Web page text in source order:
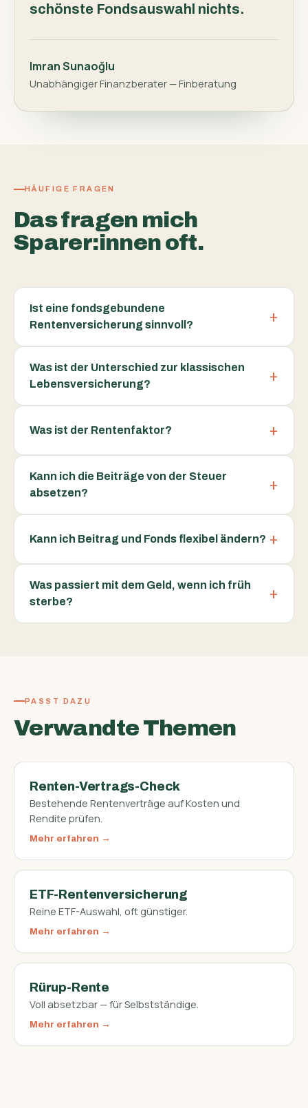
schönste Fondsauswahl nichts.
Imran Sunaoğlu
Unabhängiger Finanzberater — Finberatung
HÄUFIGE FRAGEN
Das fragen mich
Sparer:innen oft.
Ist eine fondsgebundene
Rentenversicherung sinnvoll?
Was ist der Unterschied zur klassischen
Lebensversicherung?
Was ist der Rentenfaktor?
Kann ich die Beiträge von der Steuer
absetzen?
Kann ich Beitrag und Fonds flexibel ändern?
Was passiert mit dem Geld, wenn ich früh
sterbe?
PASST DAZU
Verwandte Themen
Renten-Vertrags-Check
Bestehende Rentenverträge auf Kosten und
Rendite prüfen.
Mehr erfahren
ETF-Rentenversicherung
Reine ETF-Auswahl, oft günstiger.
Mehr erfahren
Rürup-Rente
Voll absetzbar — für Selbstständige.
Mehr erfahren